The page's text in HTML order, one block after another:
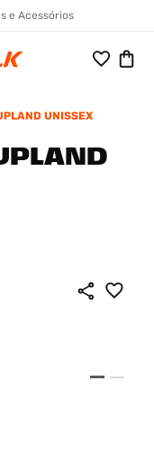
e Acessórios
UNISSEX